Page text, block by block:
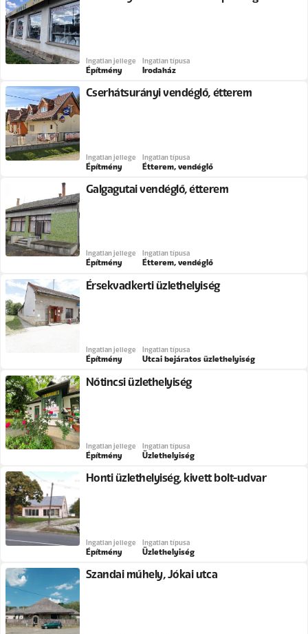
Ingatlan jellege
Építmény
Ingatlan típusa
Irodaház
Cserhátsurányi vendéglő, étterem
Ingatlan jellege
Építmény
Ingatlan típusa
Étterem, vendéglő
Galgagutai vendéglő, étterem
Ingatlan jellege
Építmény
Ingatlan típusa
Étterem, vendéglő
Érsekvadkerti üzlethelyiség
Ingatlan jellege
Építmény
Ingatlan típusa
Utcai bejáratos üzlethelyiség
Nőtincsi üzlethelyiség
Ingatlan jellege
Építmény
Ingatlan típusa
Üzlethelyiség
Honti üzlethelyiség, kivett bolt-udvar
Ingatlan jellege
Építmény
Ingatlan típusa
Üzlethelyiség
Szandai műhely, Jókai utca